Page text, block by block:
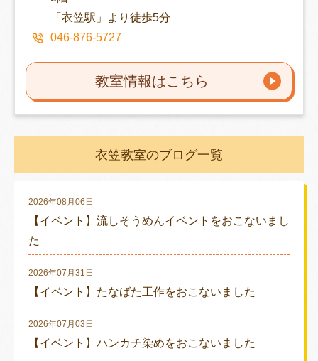
「衣笠駅」より徒歩5分
046-876-5727
教室情報はこちら
衣笠教室のブログ一覧
2026年08月06日
【イベント】流しそうめんイベントをおこないまし
た
2026年07月31日
【イベント】たなばた工作をおこないました
2026年07月03日
【イベント】ハンカチ染めをおこないました